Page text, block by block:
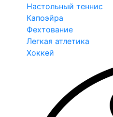
Настольный теннис
Капоэйра
Фехтование
Легкая атлетика
Хоккей